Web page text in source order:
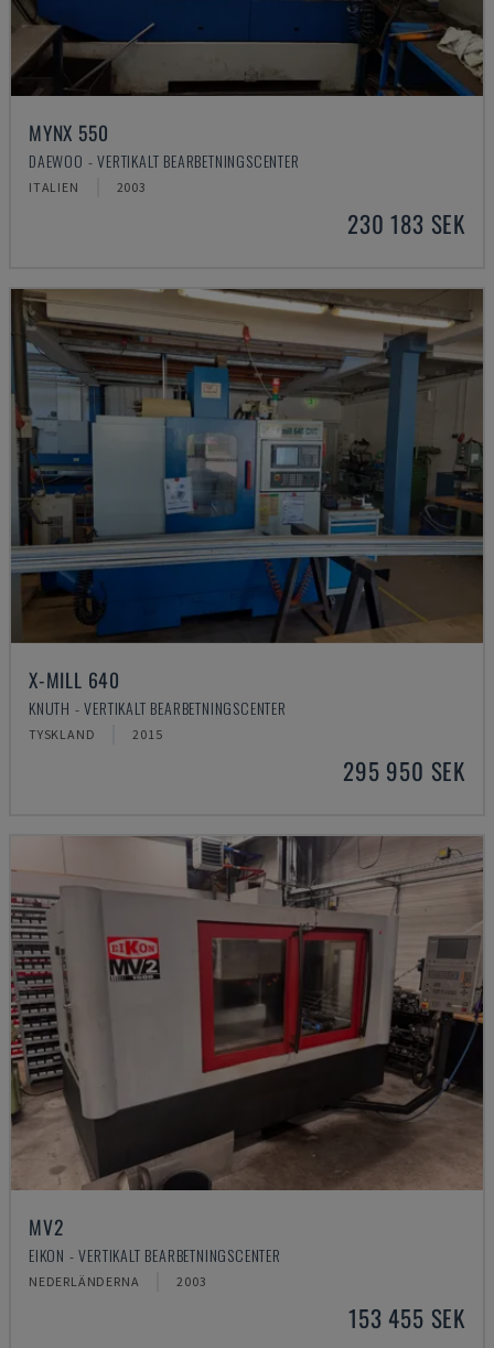
MYNX 550
DAEWOO - VERTIKALT BEARBETNINGSCENTER
ITALIEN 2003
230 183 SEK
X-MILL 640
KNUTH - VERTIKALT BEARBETNINGSCENTER
TYSKLAND 2015
295 950 SEK
MV2
EIKON - VERTIKALT BEARBETNINGSCENTER
NEDERLÄNDERNA 2003
153 455 SEK